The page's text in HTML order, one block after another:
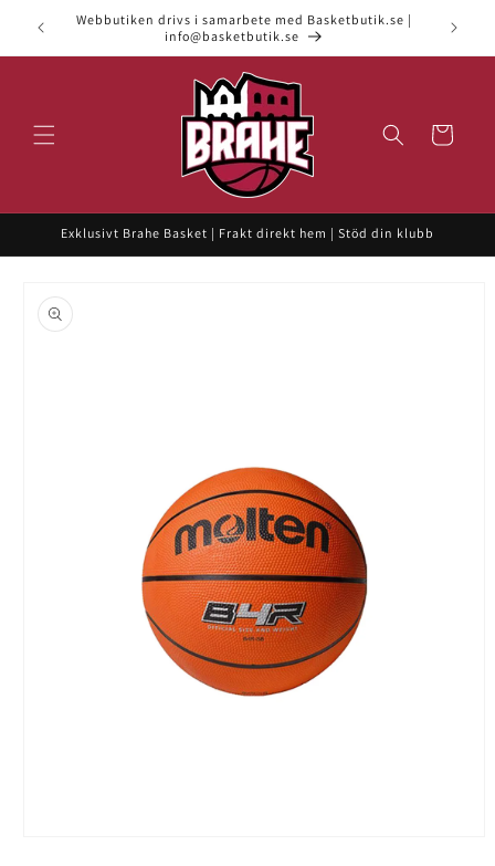
vidare
till
innehåll
Webbutiken drivs i samarbete med Basketbutik.se |
info@basketbutik.se
Varukorg
Exklusivt Brahe Basket | Frakt direkt hem | Stöd din klubb
vidare till